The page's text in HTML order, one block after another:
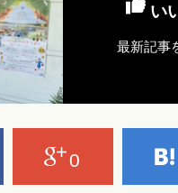
い
最新記事
0